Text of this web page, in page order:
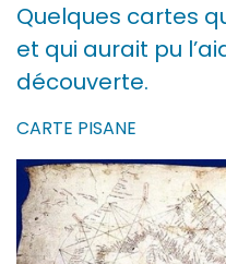
Quelques cartes
et qui aurait pu
découverte.
CARTE PISANE